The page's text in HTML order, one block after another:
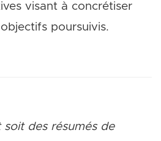
visant à concrétiser
poursuivis.
soit des résumés de